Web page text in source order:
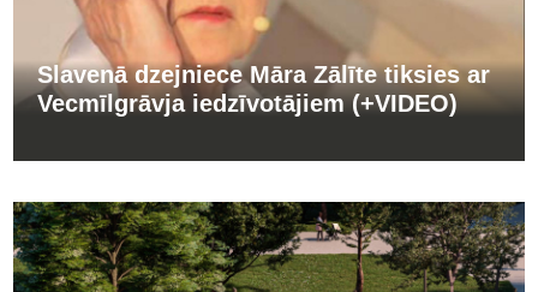
Slavenā dzejniece Māra Zālīte tiksies ar
Vecmīlgrāvja iedzīvotājiem (+VIDEO)